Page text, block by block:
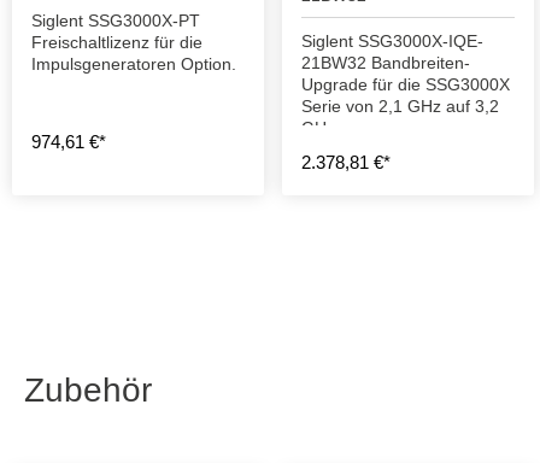
Siglent SSG3000X-PT
Freischaltlizenz für die
Impulsgeneratoren Option.
974,61 €*
Siglent SSG3000X-IQE-
21BW32 Bandbreiten-
Upgrade für die SSG3000X
Serie von 2,1 GHz auf 3,2
GHz.
2.378,81 €*
Zubehör